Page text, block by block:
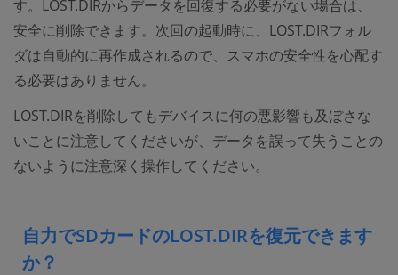
す。LOST.DIRからデータを回復する必要がない場合は、
安全に削除できます。次回の起動時に、LOST.DIRフォル
ダは自動的に再作成されるので、スマホの安全性を心配す
る必要はありません。
LOST.DIRを削除してもデバイスに何の悪影響も及ぼさな
いことに注意してくださいが、データを誤って失うことの
ないように注意深く操作してください。
自力でSDカードのLOST.DIRを復元できます
か？